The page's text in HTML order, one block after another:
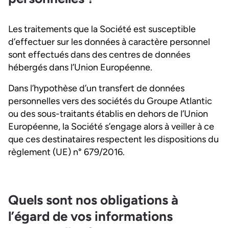
Les traitements que la Société est susceptible
d’effectuer sur les données à caractère personnel
sont effectués dans des centres de données
hébergés dans l’Union Européenne.
Dans l’hypothèse d’un transfert de données
personnelles vers des sociétés du Groupe Atlantic
ou des sous-traitants établis en dehors de l’Union
Européenne, la Société s’engage alors à veiller à ce
que ces destinataires respectent les dispositions du
règlement (UE) n° 679/2016.
Quels sont nos obligations à
l’égard de vos informations